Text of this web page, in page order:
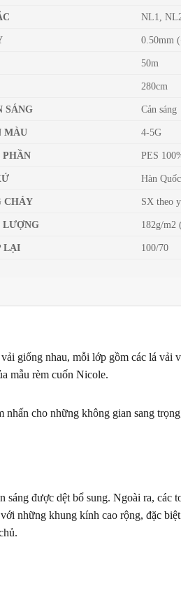
NL1,
0.50mm
50m
280cm
SÁNG Cản sáng
MÀU 4-5G
PHẦN PES
Hàn Quốc
CHÁY SX theo
LƯỢNG 182g/m2
LẠI 100/70
giống nhau, mỗi lớp gồm các lá vải
mẫu rèm cuốn Nicole.
cho những không gian sang
được dệt bổ sung. Ngoài ra, các
những khung kính cao rộng, đặc